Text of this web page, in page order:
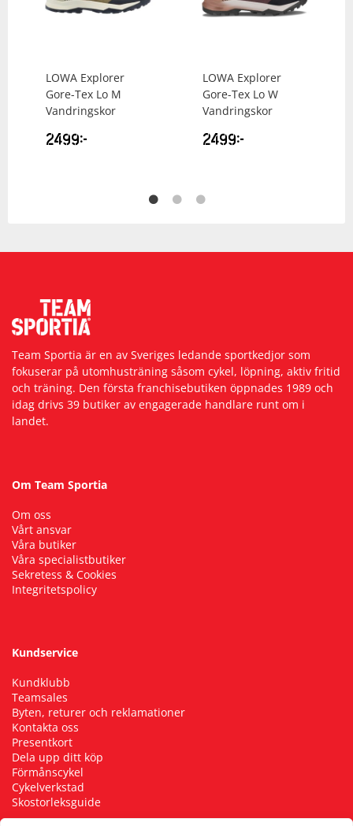
LOWA Explorer
Gore-Tex Lo M
Vandringskor
2499kr
LOWA Explorer
Gore-Tex Lo W
Vandringskor
2499kr
Team Sportia är en av Sveriges ledande sportkedjor som
fokuserar på utomhusträning såsom cykel, löpning, aktiv fritid
och träning. Den första franchisebutiken öppnades 1989 och
idag drivs 39 butiker av engagerade handlare runt om i
landet.
Om Team Sportia
Om oss
Vårt ansvar
Våra butiker
Våra specialistbutiker
Sekretess & Cookies
Integritetspolicy
Kundservice
Kundklubb
Teamsales
Byten, returer och reklamationer
Kontakta oss
Presentkort
Dela upp ditt köp
Förmånscykel
Cykelverkstad
Skostorleksguide